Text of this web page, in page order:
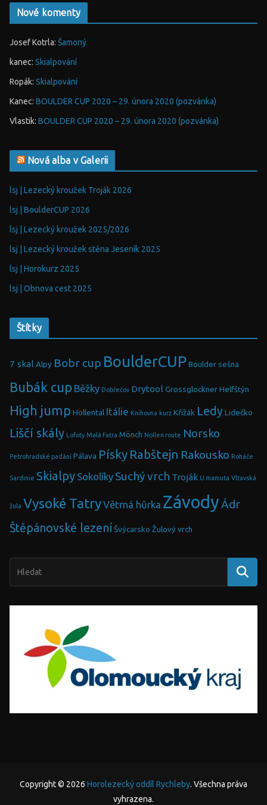
Nové komenty
Josef Kotrla: Šamoný
kanec: Skialpování
Ropák: Skialpování
Kanec: BOULDER CUP 2020 – 29. února 2020 (pozvánka)
Vlastik: BOULDER CUP 2020 – 29. února 2020 (pozvánka)
Nová alba v Galerii
lsj | Lezecký kroužek Troják 2026
lsj | BoulderCUP 2026
lsj | Lezecký kroužek 2025/2026
lsj | Lezecký kroužek stěna Jeseník 2025
lsj | Horokurz 2025
lsj | Obnova cest 2025
Štítky
7 skal Alpy Bobr cup BoulderCUP Boulder sešna
Bubák cup Běžky Dobřečov Drytool Grossglockner Helfštýn
High jump Hollental Itálie Knihovna kurz Křížák Ledy Lidečko
Liščí skály Lofoty Malá Fatra Mönch Nollen route Norsko
Petrohradské padání Pálava Písky Rabštejn Rakousko Roháče
Sardinie Skialpy Sokolíky Suchý vrch Troják U mamuta Vltavská
žula Vysoké TatryVětrná hůrka ZávodyÁdr
Štěpánovské lezení Švýcarsko Žulový vrch
Copyright © 2026 Horolezecký oddíl Rychleby. Všechna práva
vyhrazena.